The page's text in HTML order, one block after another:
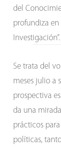
del
profundiza en
Investigación”.
Se trata del
meses julio a
prospectiva
da una
prácticos
políticas,